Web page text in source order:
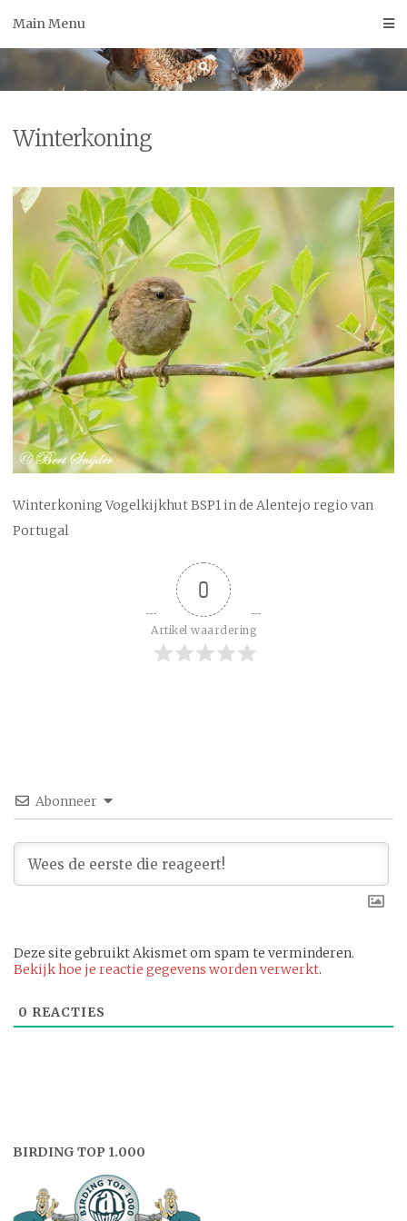
Main Menu
Winterkoning
Winterkoning Vogelkijkhut BSP1 in de Alentejo regio van
Portugal
0
Artikel waardering
Abonneer
Deze site gebruikt Akismet om spam te verminderen.
Bekijk hoe je reactie gegevens worden verwerkt.
0 REACTIES
BIRDING TOP 1.000